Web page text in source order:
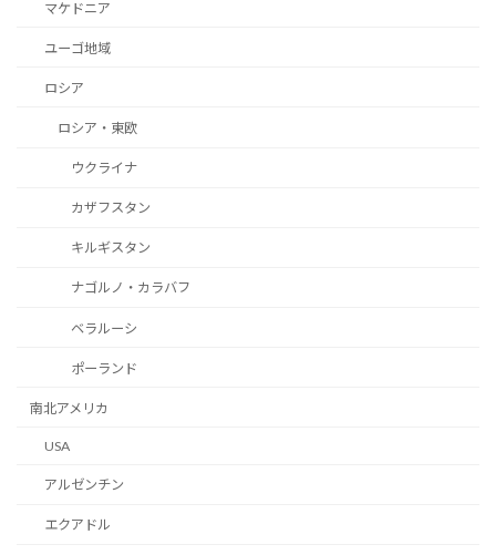
マケドニア
ユーゴ地域
ロシア
ロシア・東欧
ウクライナ
カザフスタン
キルギスタン
ナゴルノ・カラバフ
ベラルーシ
ポーランド
南北アメリカ
USA
アルゼンチン
エクアドル